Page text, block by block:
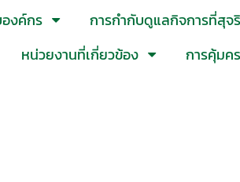
งค์กร การกำกับดูแลกิจการที่สุจ
หน่วยงานที่เกี่ยวข้อง การคุ้มค